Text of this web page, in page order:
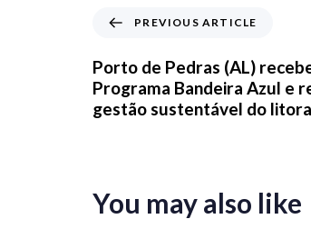
PREVIOUS ARTICLE
Porto de Pedras (AL)
Programa Bandeira Azul e
gestão sustentável do
You may also like